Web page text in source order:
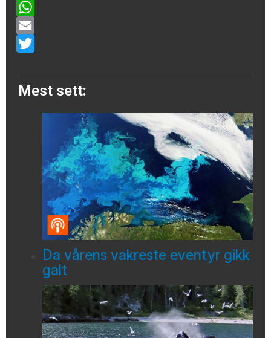
Messenger
WhatsApp
Email
Mest sett:
Da vårens vakreste eventyr gikk
galt